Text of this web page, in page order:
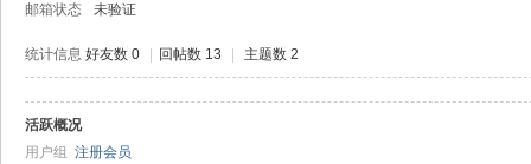
邮箱状态
未验证
统计信息 好友数 0 回帖数 13 主题数 2
活跃概况
用户组 注册会员